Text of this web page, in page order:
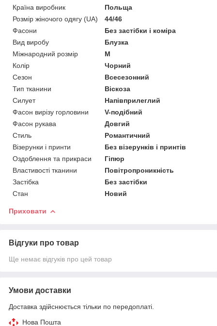
Країна виробник
Польща
Розмір жіночого одягу (UA)
44/46
Фасони
Без застібки і коміра
Вид виробу
Блузка
Міжнародний розмір
M
Колір
Чорний
Сезон
Всесезонний
Тип тканини
Віскоза
Силует
Напівприлеглий
Фасон вирізу горловини
V-подібний
Фасон рукава
Довгий
Стиль
Романтичний
Візерунки і принти
Без візерунків і принтів
Оздоблення та прикраси
Гіпюр
Властивості тканини
Повітропроникність
Застібка
Без застібки
Стан
Новий
Приховати
Відгуки про товар
Ще немає відгуків про цей товар
Умови доставки
Доставка здійснюється тільки по передоплаті.
Нова Пошта